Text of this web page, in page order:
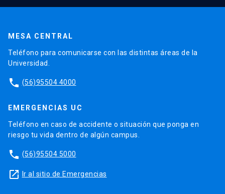
MESA CENTRAL
Teléfono para comunicarse con las distintas áreas de la
Universidad.
phone (56)95504 4000
EMERGENCIAS UC
Teléfono en caso de accidente o situación que ponga en
riesgo tu vida dentro de algún campus.
phone (56)95504 5000
launch Ir al sitio de Emergencias